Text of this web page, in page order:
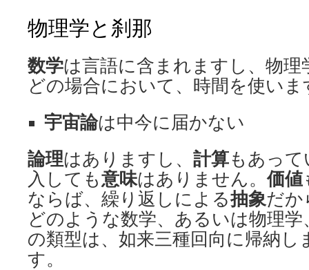
物理学と刹那
数学は言語に含まれますし、物理
どの場合において、時間を使いま
宇宙論は中今に届かない
論理はありますし、 計算もあっ
入しても意味はありません。価値
ならば、繰り返しによる抽象だか
どのような数学、あるいは物理
の類型は、如来三種回向に帰納し
す。